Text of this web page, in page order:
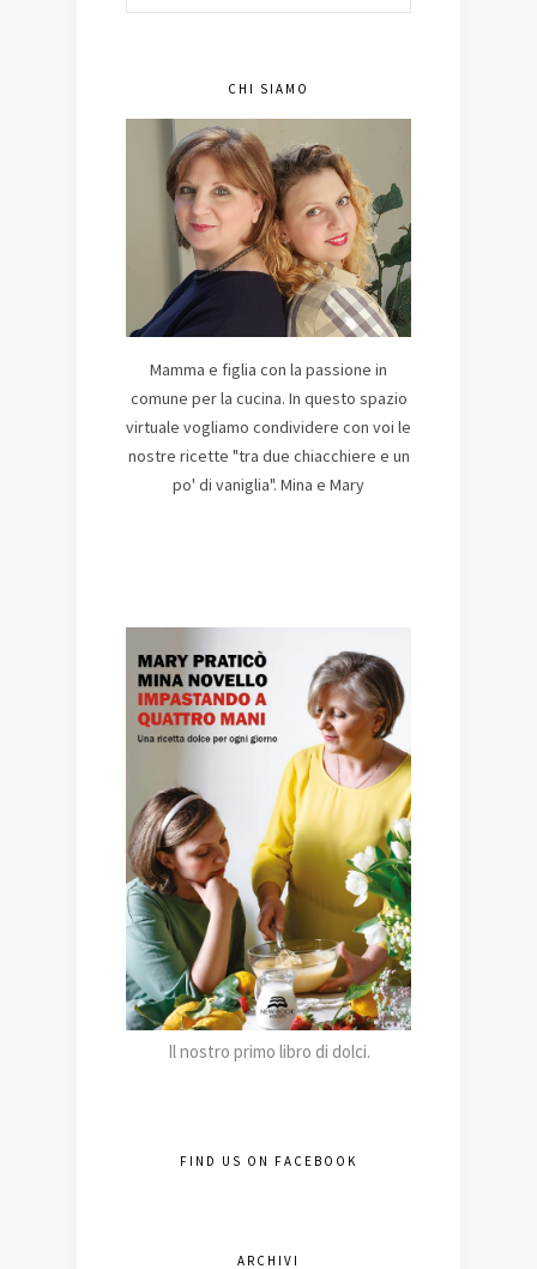
CHI SIAMO
Mamma e figlia con la passione in
comune per la cucina. In questo spazio
virtuale vogliamo condividere con voi le
nostre ricette "tra due chiacchiere e un
po' di vaniglia". Mina e Mary
Il nostro primo libro di dolci.
FIND US ON FACEBOOK
ARCHIVI